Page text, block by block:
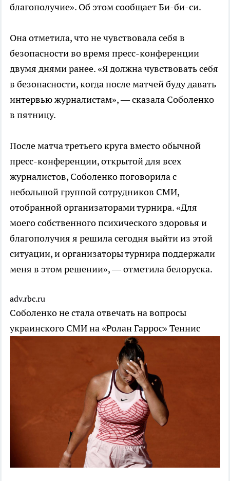
благополучие». Об этом сообщает Би-би-си.
Она отметила, что не чувствовала себя в
безопасности во время пресс-конференции
двумя днями ранее. «Я должна чувствовать себя
в безопасности, когда после матчей буду давать
интервью журналистам», — сказала Соболенко
в пятницу.
После матча третьего круга вместо обычной
пресс-конференции, открытой для всех
журналистов, Соболенко поговорила с
небольшой группой сотрудников СМИ,
отобранной организаторами турнира. «Для
моего собственного психического здоровья и
благополучия я решила сегодня выйти из этой
ситуации, и организаторы турнира поддержали
меня в этом решении», — отметила белоруска.
adv.rbc.ru
Соболенко не стала отвечать на вопросы
украинского СМИ на «Ролан Гаррос» Теннис